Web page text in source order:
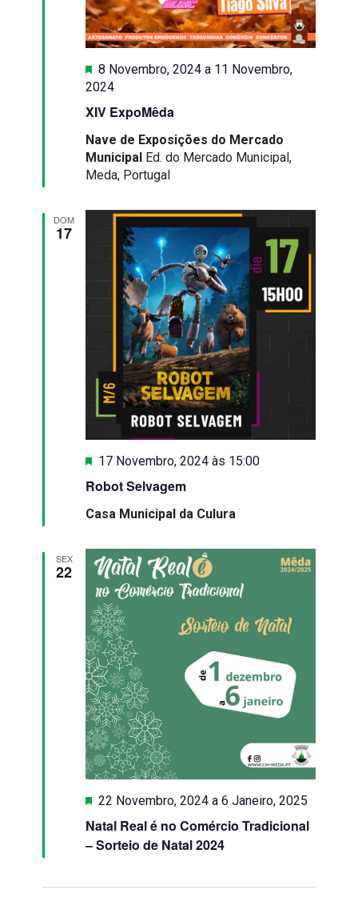
XIV ExpoMêda
Destaque
8 Novembro, 2024 a 11 Novembro,
2024
Nave de Exposições do Mercado
Municipal Ed. do Mercado Municipal,
Meda, Portugal
DOM
17
Robot Selvagem
Destaque
17 Novembro, 2024 às 15:00
Casa Municipal da Culura
SEX
22
Natal Real é no Comércio Tradicional
– Sorteio de Natal 2024
Destaque
22 Novembro, 2024 a6 Janeiro, 2025